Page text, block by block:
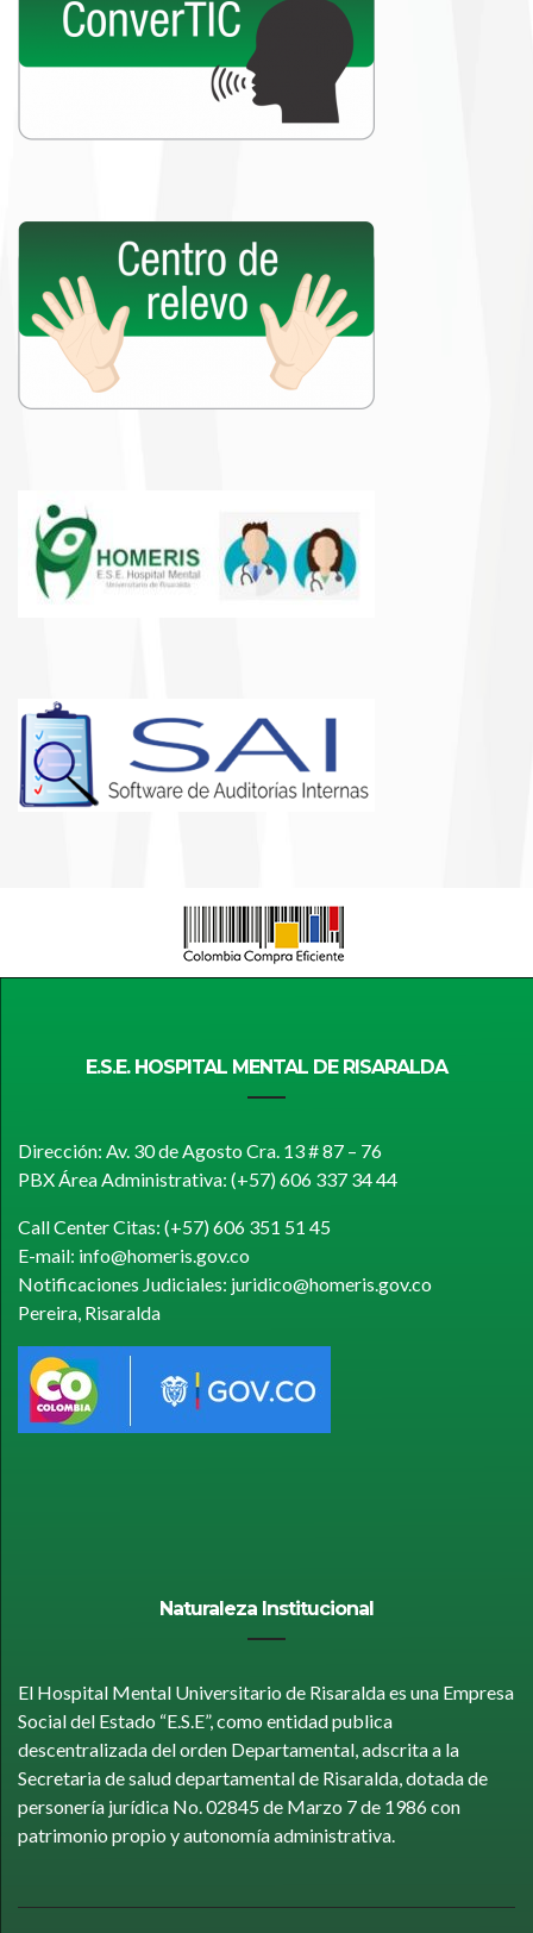
E.S.E. HOSPITAL MENTAL DE RISARALDA
Dirección: Av. 30 de Agosto Cra. 13 # 87 – 76
PBX Área Administrativa: (+57) 606 337 34 44
Call Center Citas: (+57) 606 351 51 45
E-mail: info@homeris.gov.co
Notificaciones Judiciales: juridico@homeris.gov.co
Pereira, Risaralda
Naturaleza Institucional
El Hospital Mental Universitario de Risaralda es una Empresa
Social del Estado “E.S.E”, como entidad publica
descentralizada del orden Departamental, adscrita a la
Secretaria de salud departamental de Risaralda, dotada de
personería jurídica No. 02845 de Marzo 7 de 1986 con
patrimonio propio y autonomía administrativa.